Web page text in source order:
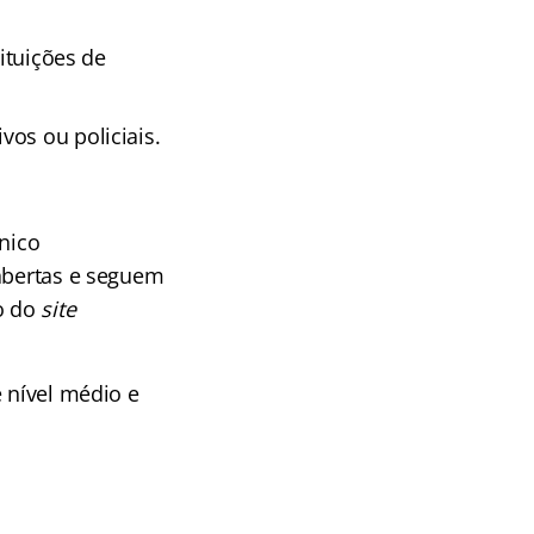
de
ou policiais.
e seguem
do site
nível médio e